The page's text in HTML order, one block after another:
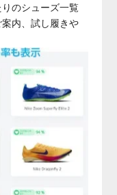
のシューズ一覧
内、試し履きや